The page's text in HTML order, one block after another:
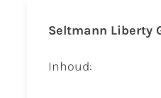
Seltmann Liberty
Inhoud: